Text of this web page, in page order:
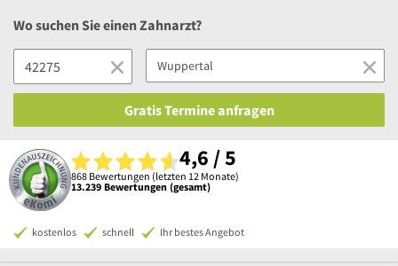
Wo suchen Sie einen Zahnarzt?
Gratis Termine anfragen
4,6 / 5
868 Bewertungen (letzten 12 Monate)
13.239 Bewertungen (gesamt)
kostenlos schnell Ihr bestes Angebot